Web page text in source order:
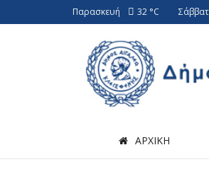
Παρασκευή 32 °C
ΑΡΧΙΚΗ